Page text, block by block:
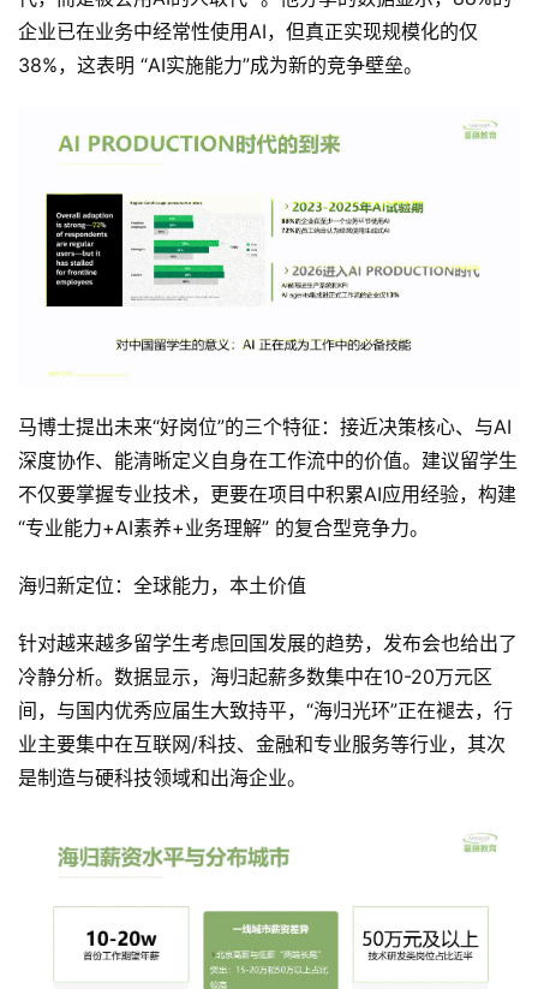
碎
碎
念
推
&
具
关
于
&
企业已在业务中经常性使用AI，但真正实现规模化的仅
38%，这表明 “AI实施能力”成为新的竞争壁垒。
马博士提出未来“好岗位”的三个特征：接近决策核心、与AI
深度协作、能清晰定义自身在工作流中的价值。建议留学生
不仅要掌握专业技术，更要在项目中积累AI应用经验，构建
“专业能力+AI素养+业务理解” 的复合型竞争力。
海归新定位：全球能力，本土价值
针对越来越多留学生考虑回国发展的趋势，发布会也给出了
冷静分析。数据显示，海归起薪多数集中在10-20万元区
间，与国内优秀应届生大致持平，“海归光环”正在褪去，行
业主要集中在互联网/科技、金融和专业服务等行业，其次
是制造与硬科技领域和出海企业。